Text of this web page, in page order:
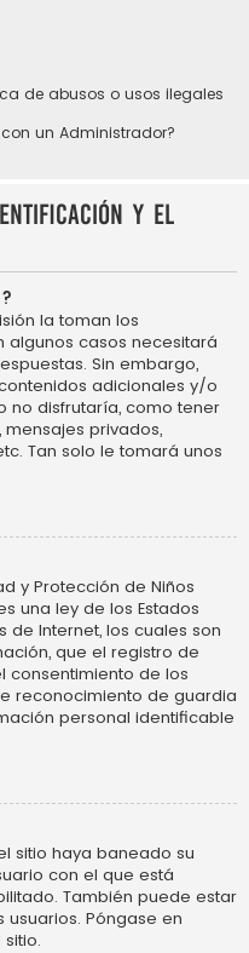
de abusos o usos ilegales
un Administrador?
y el
la toman los
algunos casos necesitará
Sin embargo,
adicionales y/o
no disfrutaría, como tener
privados,
Tan solo le tomará unos
y Protección de Niños
una ley de los Estados
de Internet, los cuales son
que el registro de
consentimiento de los
reconocimiento de guardia
personal identificable
sitio haya baneado su
con el que está
También puede estar
Póngase en